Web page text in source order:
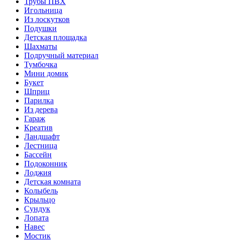
Игольница
Из лоскутков
Подушки
Детская площадка
Шахматы
Подручный материал
Тумбочка
Мини домик
Букет
Шприц
Парилка
Из дерева
Гараж
Креатив
Ландшафт
Лестница
Бассейн
Подоконник
Лоджия
Детская комната
Колыбель
Крыльцо
Сундук
Лопата
Навес
Мостик